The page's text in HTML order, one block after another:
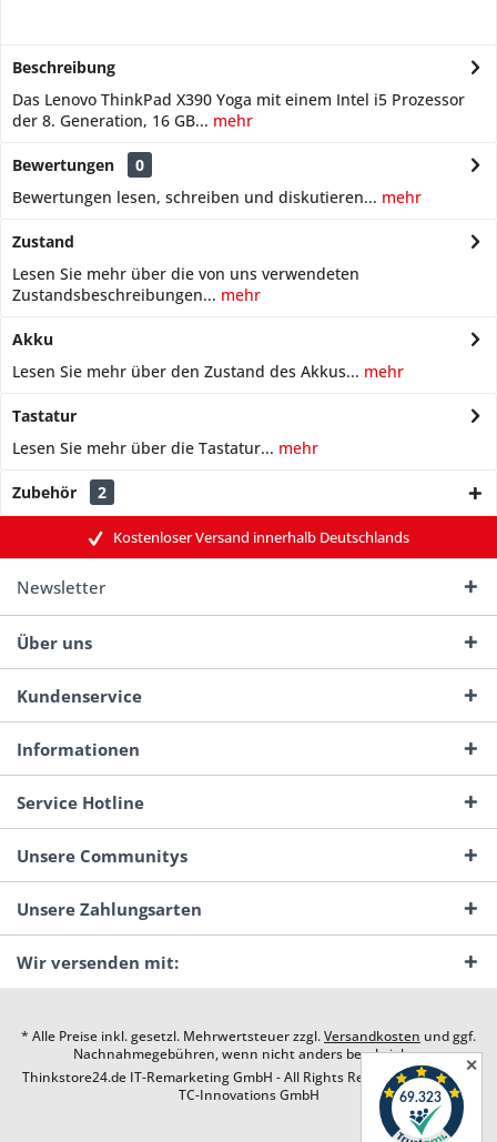
Beschreibung
Das Lenovo ThinkPad X390 Yoga mit einem Intel i5 Prozessor
der 8. Generation, 16 GB... mehr
Bewertungen
0
Bewertungen lesen, schreiben und diskutieren... mehr
Zustand
Lesen Sie mehr über die von uns verwendeten
Zustandsbeschreibungen... mehr
Akku
Lesen Sie mehr über den Zustand des Akkus... mehr
Tastatur
Lesen Sie mehr über die Tastatur... mehr
Zubehör 2
Kostenloser Versand innerhalb Deutschlands
Newsletter
Über uns
Kundenservice
Informationen
Service Hotline
Unsere Communitys
Unsere Zahlungsarten
Wir versenden mit:
* Alle Preise inkl. gesetzl. Mehrwertsteuer zzgl.Versandkosten und ggf.
Nachnahmegebühren, wenn nicht anders beschrieben
Thinkstore24.de IT-Remarketing GmbH - All Rights Reserved. Design by
TC-Innovations GmbH
✕